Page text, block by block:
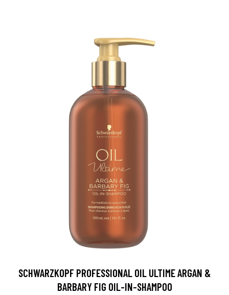
SCHWARZKOPF PROFESSIONAL OIL ULTIME ARGAN &
BARBARY FIG OIL-IN-SHAMPOO